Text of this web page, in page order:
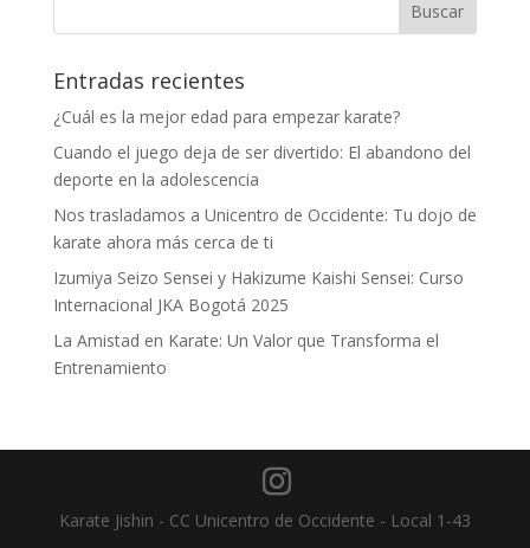
Entradas recientes
¿Cuál es la mejor edad para empezar karate?
Cuando el juego deja de ser divertido: El abandono del
deporte en la adolescencia
Nos trasladamos a Unicentro de Occidente: Tu dojo de
karate ahora más cerca de ti
Izumiya Seizo Sensei y Hakizume Kaishi Sensei: Curso
Internacional JKA Bogotá 2025
La Amistad en Karate: Un Valor que Transforma el
Entrenamiento
Karate Jishin - CC Unicentro de Occidente - Local 1-43